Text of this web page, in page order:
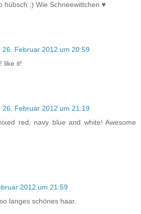
hübsch :) Wie Schneewittchen ♥
26. Februar 2012 um 20:59
like it!
26. Februar 2012 um 21:19
red, navy blue and white! Awesome
2012 um 21:59
langes schönes haar.